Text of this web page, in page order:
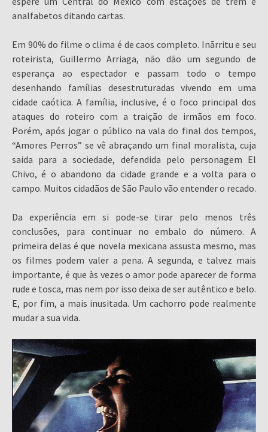
analfabetos ditando cartas.
Em 90% do filme o clima é de caos completo. Inãrritu e seu
roteirista, Guillermo Arriaga, não dão um segundo de
esperança ao espectador e passam todo o tempo
desenhando famílias desestruturadas vivendo em uma
cidade caótica. A família, inclusive, é o foco principal dos
ataques do roteiro com a traição de irmãos em foco.
Porém, após jogar o público na vala do final dos tempos,
“Amores Perros” se vê abraçando um final moralista, cuja
saida para a sociedade, defendida pelo personagem El
Chivo, é o abandono da cidade grande e a volta para o
campo. Muitos cidadãos de São Paulo vão entender o recado.
Da experiência em si pode-se tirar pelo menos três
conclusões, para continuar no embalo do número. A
primeira delas é que novela mexicana assusta mesmo, mas
os filmes podem valer a pena. A segunda, e talvez mais
importante, é que às vezes o amor pode aparecer de forma
rude e tosca, mas nem por isso deixa de ser autêntico e belo.
E, por fim, a mais inusitada. Um cachorro pode realmente
mudar a sua vida.